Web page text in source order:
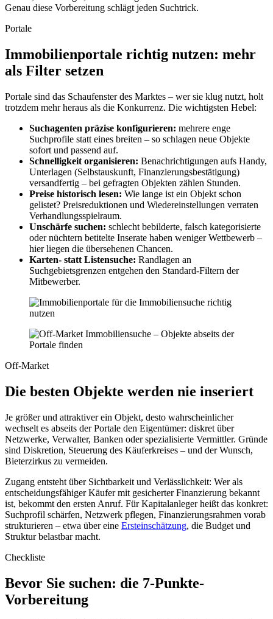
Genau diese Vorbereitung schlägt jeden Suchtrick.
Portale
Immobilienportale richtig nutzen: mehr
als Filter setzen
Portale sind das Schaufenster des Marktes – wer sie klug nutzt, holt
trotzdem mehr heraus als die Konkurrenz. Die wichtigsten Hebel:
Suchagenten präzise konfigurieren: mehrere enge
Suchprofile statt eines breiten – so schlagen neue Objekte
sofort und passend auf.
Schnelligkeit organisieren: Benachrichtigungen aufs Handy,
Unterlagen (Selbstauskunft, Finanzierungsbestätigung)
versandfertig – bei gefragten Objekten zählen Stunden.
Preise historisch lesen: Wie lange ist ein Objekt schon
gelistet? Preisreduktionen und Wiedereinstellungen verraten
Verhandlungsspielraum.
Unschärfe suchen: schlecht bebilderte, falsch kategorisierte
oder nüchtern betitelte Inserate haben weniger Wettbewerb –
hier liegen die übersehenen Chancen.
Karten- statt Listensuche: Randlagen an
Suchgebietsgrenzen entgehen den Standard-Filtern der
Mitbewerber.
Off-Market
Die besten Objekte werden nie inseriert
Je größer und attraktiver ein Objekt, desto wahrscheinlicher
wechselt es abseits der Portale den Eigentümer: diskret über
Netzwerke, Verwalter, Banken oder spezialisierte Vermittler. Gründe
sind Diskretion, Steuerung des Käuferkreises – und der Wunsch,
Bieterzirkus zu vermeiden.
Zugang entsteht über Sichtbarkeit und Verlässlichkeit: Wer als
entscheidungsfähiger Käufer mit gesicherter Finanzierung bekannt
ist, bekommt den ersten Anruf. Für Kapitalanleger heißt das konkret:
Suchprofil schärfen, Netzwerk pflegen, Finanzierungsrahmen vorab
strukturieren – etwa über eine Ersteinschätzung, die Budget und
Struktur belastbar macht.
Checkliste
Bevor Sie suchen: die 7-Punkte-
Vorbereitung